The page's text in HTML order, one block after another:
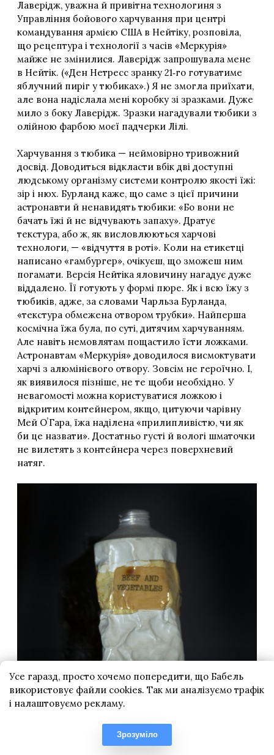
Усе гаразд, просто хочемо попередити, що Бабель
використовує файли cookies. Так ми аналізуємо трафік
і налаштовуємо рекламу.
Зрозуміло